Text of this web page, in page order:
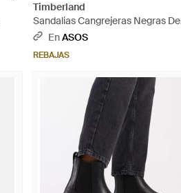
Timberland
Sandalias Cangrejeras Negras De
Cuero Clairemont Way De - Negro
EnASOS
REBAJAS